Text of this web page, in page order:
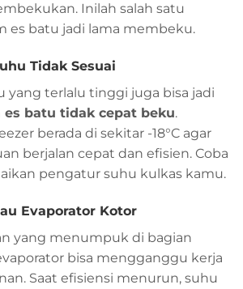
Inilah salah satu
es batu jadi lama membeku.
Tidak Sesuai
yang terlalu tinggi juga bisa jadi
es batu tidak cepat beku.
berada di sekitar -18°C agar
berjalan cepat dan efisien. Coba
pengatur suhu kulkas kamu.
Evaporator Kotor
yang menumpuk di bagian
bisa mengganggu kerja
Saat efisiensi menurun, suhu